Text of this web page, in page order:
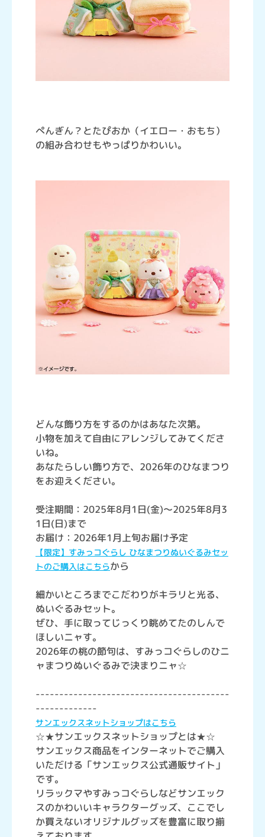
ぺんぎん？とたぴおか（イエロー・おもち）
の組み合わせもやっぱりかわいい。
どんな飾り方をするのかはあなた次第。
小物を加えて自由にアレンジしてみてくださ
いね。
あなたらしい飾り方で、2026年のひなまつり
をお迎えください。
受注期間：2025年8月1日(金)～2025年8月3
1日(日)まで
お届け：2026年1月上旬お届け予定
【限定】すみっコぐらし ひなまつりぬいぐるみセッ
トのご購入はこちらから
細かいところまでこだわりがキラリと光る、
ぬいぐるみセット。
ぜひ、手に取ってじっくり眺めてたのしんで
ほしいニャす。
2026年の桃の節句は、すみっコぐらしのひニ
ャまつりぬいぐるみで決まりニャ☆
-----------------------------------------
-------------
サンエックスネットショップはこちら
☆★サンエックスネットショップとは★☆
サンエックス商品をインターネットでご購入
いただける「サンエックス公式通販サイト」
です。
リラックマやすみっコぐらしなどサンエック
スのかわいいキャラクターグッズ、ここでし
か買えないオリジナルグッズを豊富に取り揃